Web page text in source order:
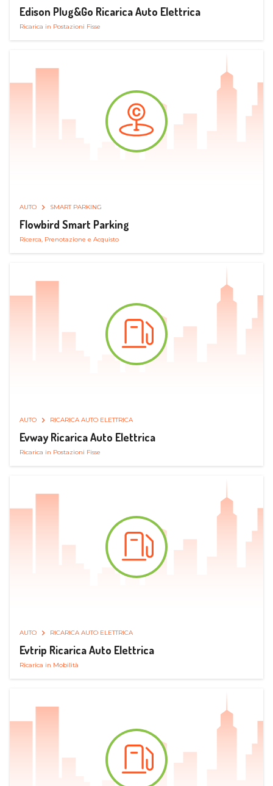
Edison Plug&Go Ricarica Auto Elettrica
Ricarica in Postazioni Fisse
AUTO SMART PARKING
Flowbird Smart Parking
Ricerca, Prenotazione e Acquisto
AUTO RICARICA AUTO ELETTRICA
Evway Ricarica Auto Elettrica
Ricarica in Postazioni Fisse
AUTO RICARICA AUTO ELETTRICA
Evtrip Ricarica Auto Elettrica
Ricarica in Mobilità